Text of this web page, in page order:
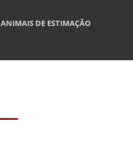
ANIMAIS DE ESTIMAÇÃO